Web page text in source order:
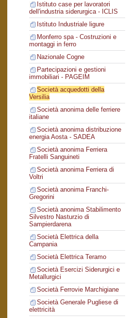
Istituto case per lavoratori
dell'industria siderurgica - ICLIS
Istituto Industriale ligure
Monferro spa - Costruzioni e
montaggi in ferro
Nazionale Cogne
Partecipazioni e gestioni
immobiliari - PAGEIM
Società acquedotti della
Versilia
Società anonima delle ferriere
italiane
Società anonima distribuzione
energia Aosta - SADEA
Società anonima Ferriera
Fratelli Sanguineti
Società anonima Ferriera di
Voltri
Società anonima Franchi-
Gregorini
Società anonima Stabilimento
Silvestro Nasturzio di
Sampierdarena
Società Elettrica della
Campania
Società Elettrica Teramo
Società Esercizi Siderurgici e
Metallurgici
Società Ferrovie Marchigiane
Società Generale Pugliese di
elettricità